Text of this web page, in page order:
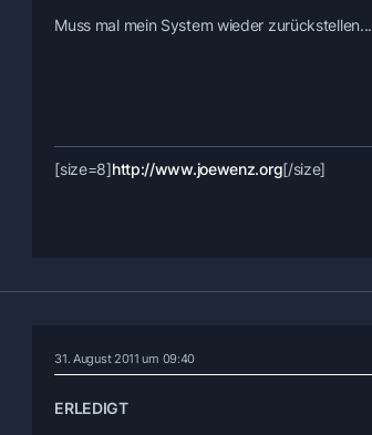
Muss mal mein System wieder zurückstellen...
[size=8]http://www.joewenz.org[/size]
31. August 2011 um 09:40
ERLEDIGT